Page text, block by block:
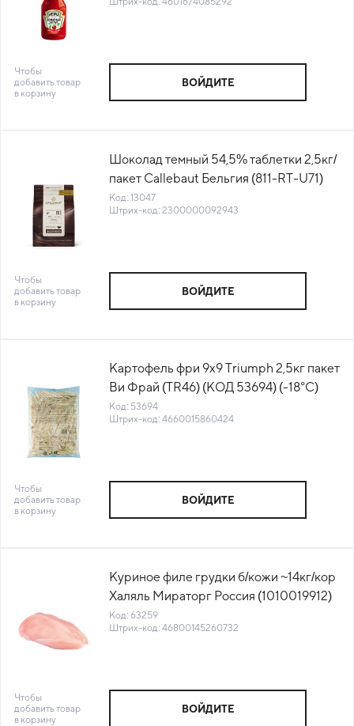
Чтобы
добавить товар
в корзину
ВОЙДИТЕ
Шоколад темный 54,5% таблетки 2,5кг/
пакет Callebaut Бельгия (811-RT-U71)
(КОД 13047) (+18°С)
Код: 13047
Штрих-код: 2300000092943
Чтобы
добавить товар
в корзину
ВОЙДИТЕ
Картофель фри 9х9 Triumph 2,5кг пакет
Ви Фрай (TR46) (КОД 53694) (-18°С)
Код: 53694
Штрих-код: 4660015860424
Чтобы
добавить товар
в корзину
ВОЙДИТЕ
Куриное филе грудки б/кожи ~14кг/кор
Халяль Мираторг Россия (1010019912)
(КОР) (КОД 63259) (-18°С)
Код: 63259
Штрих-код: 46800145260732
Чтобы
добавить товар
в корзину
ВОЙДИТЕ